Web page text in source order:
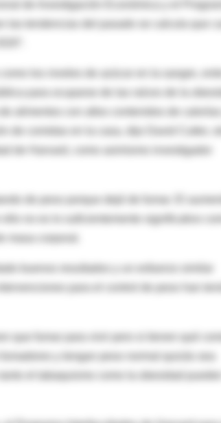
de Investigación Económica y el
los niveles de azúcar en la sangre, entre
para ocuparse de las raíces de la
alimentos con altos contenidos de calorías
de comidas en la casa, dijo David Cutler,
de Harvard, como asimismo investigador
de peso porque dejé de fumar. El
no es lo suficientemente significativo
buenos resultados y un esfuerzo similar
y tengan peso normal quizás sea
el tabaquismo como la obesidad pueden